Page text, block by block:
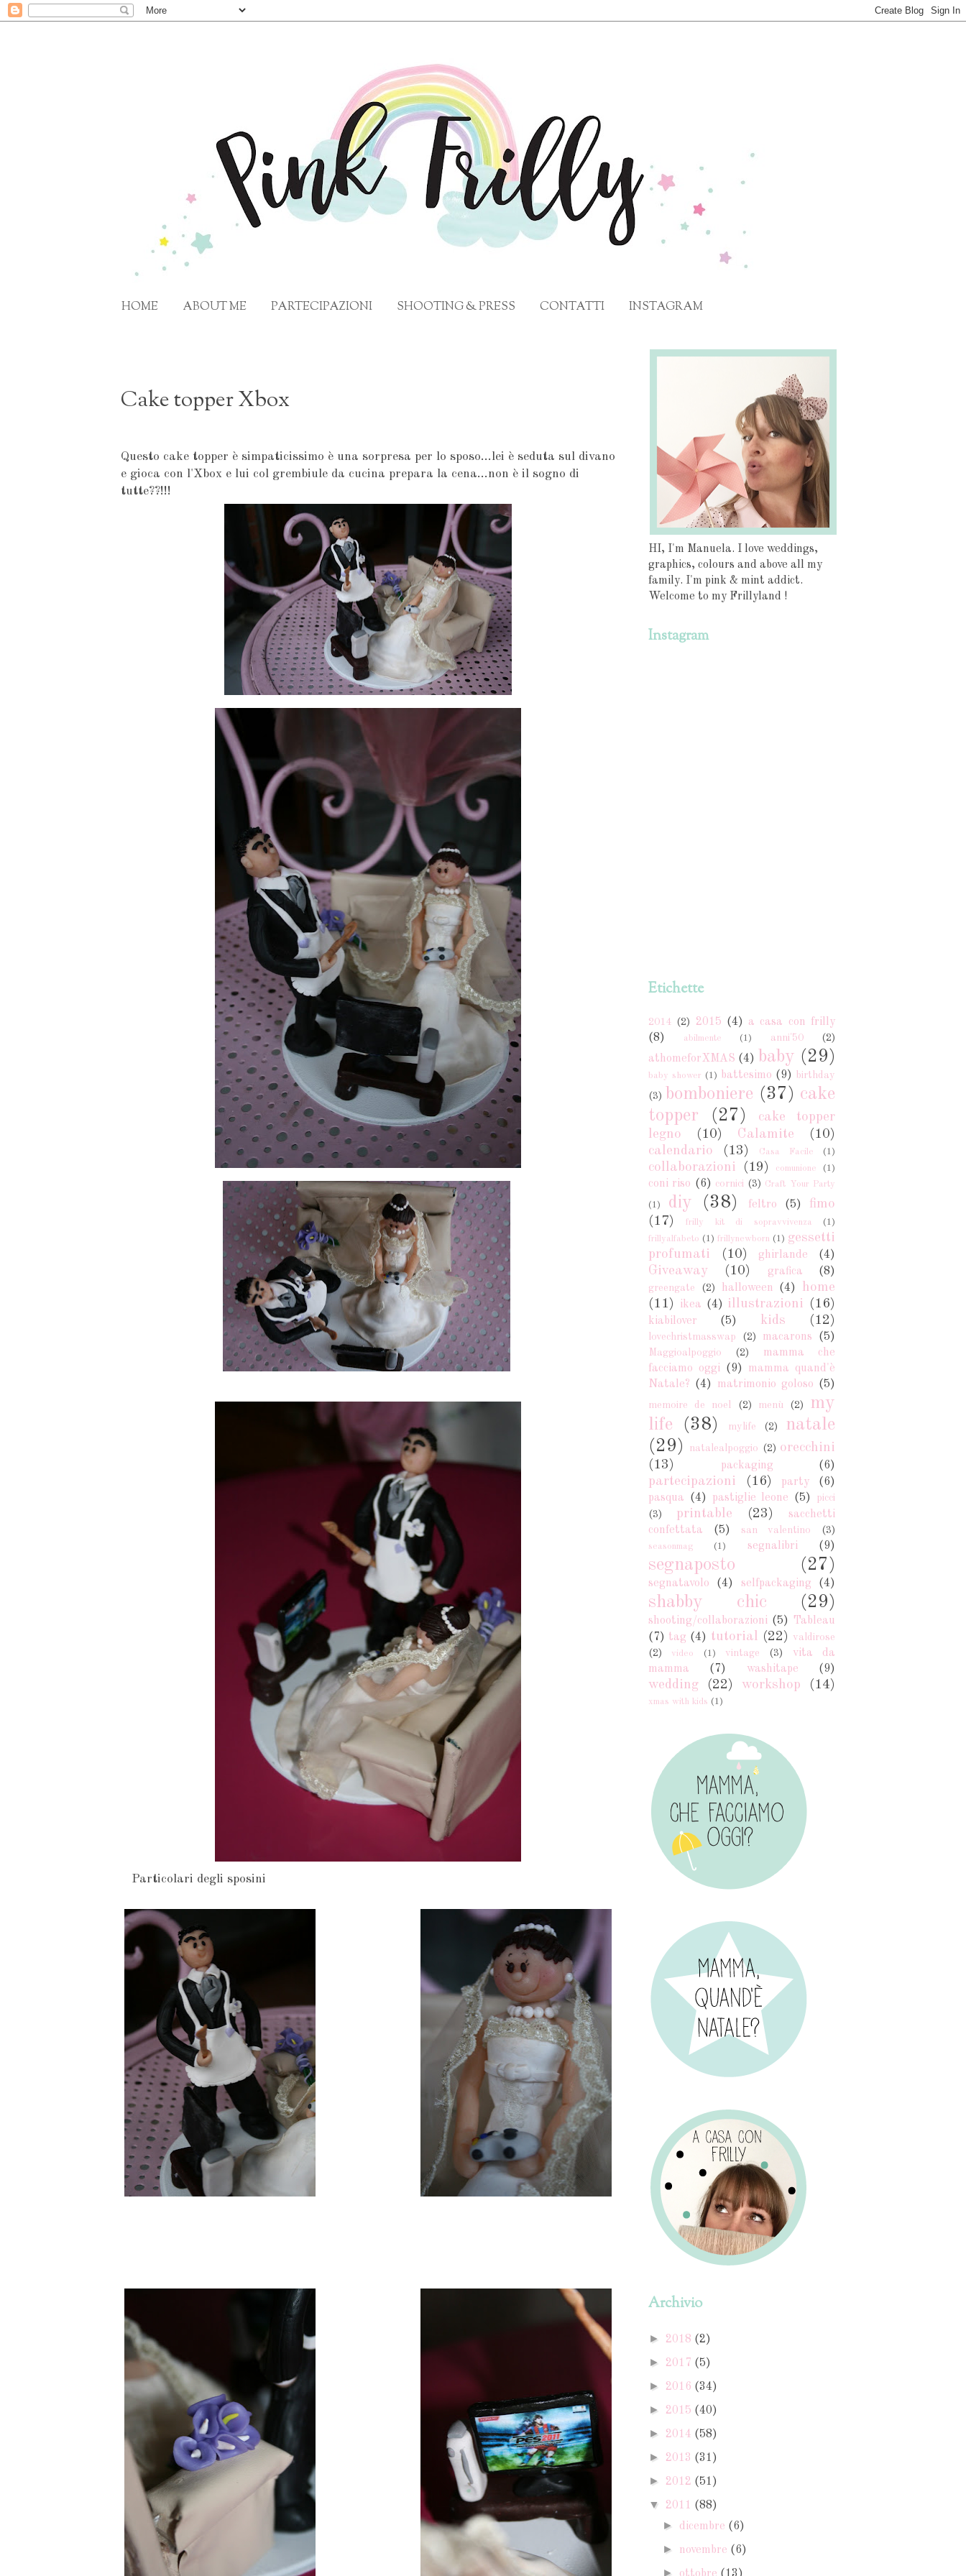
HOME ABOUT ME PARTECIPAZIONI SHOOTING & PRESS CONTATTI INSTAGRAM
Cake topper Xbox
Questo cake topper è simpaticissimo è una sorpresa per lo sposo...lei è seduta sul divano
e gioca con l'Xbox e lui col grembiule da cucina prepara la cena...non è il sogno di
tutte??!!!
Particolari degli sposini
HI, I'm Manuela. I love weddings,
graphics, colours and above all my
family. I'm pink & mint addict.
Welcome to my Frillyland !
Instagram
Etichette
2014 (2) 2015 (4)
a casa con frilly
(8)
abilmente (1) anni'50 (2)
athomeforXMAS (4) baby (29)
baby shower (1) battesimo (9) birthday
(3) bomboniere (37) cake
topper
(27)
cake topper
legno
(10) Calamite
(10)
calendario
(13) Casa Facile (1)
collaborazioni (19) comunione (1)
coni riso (6) cornici (3) Craft Your Party
(1) diy (38) feltro (5)
fimo
(17)
frilly kit di sopravvivenza
(1)
frillyalfabeto (1) frillynewborn (1) gessetti
profumati
(10) ghirlande (4)
Giveaway (10) grafica (8)
greengate (2) halloween (4)
home
(11)
ikea (4) illustrazioni (16)
kiabilover (5) kids (12)
lovechristmasswap (2) macarons (5)
Maggioalpoggio (2)
mamma che
facciamo oggi (9)
mamma quand'è
Natale? (4) matrimonio goloso (5)
memoire de noel (2) menù (2)
my
life
(38) mylife (2)
natale
(29)
natalealpoggio (2) orecchini
(13)
packaging (6)
partecipazioni (16) party
(6)
pasqua
(4) pastiglie leone (5)
picci
(3)
printable (23)
sacchetti
confettata
(5) san valentino (3)
seasonmag (1) segnalibri (9)
segnaposto (27)
segnatavolo (4) selfpackaging (4)
shabby chic (29)
shooting/collaborazioni (5)
Tableau
(7) tag (4) tutorial (22)
valdirose
(2)
video (1) vintage (3)
vita da
mamma
(7) washitape (9)
wedding (22) workshop (14)
xmas with kids (1)
Archivio
► 2018 (2)
► 2017 (5)
► 2016 (34)
► 2015 (40)
► 2014 (58)
► 2013 (31)
► 2012 (51)
▼ 2011 (88)
► dicembre (6)
► novembre (6)
►